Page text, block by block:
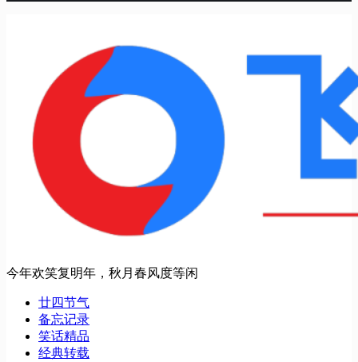
今年欢笑复明年，秋月春风度等闲
廿四节气
备忘记录
笑话精品
经典转载